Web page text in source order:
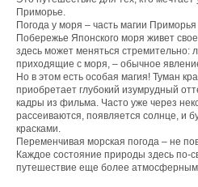
Приморье.
Погода у моря – часть магии Приморья
Побережье Японского моря живет
здесь может меняться стремительно:
приходящие с моря, – обычное
Но в этом есть особая магия! Туман
приобретает глубокий изумрудный
кадры из фильма. Часто уже через
рассеиваются, появляется солнце, и
красками.
Переменчивая морская погода – не
Каждое состояние природы здесь по-
путешествие еще более